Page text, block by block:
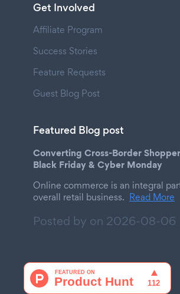
Get Involved
Affiliate Program
Success Stories
Feature Requests
Guest Blog Post
Featured Blog post
Converting Cross-Border
Black Friday & Cyber Monday
Online commerce is an integral
overall retail business. Read More
Posted by on 2026-08-06